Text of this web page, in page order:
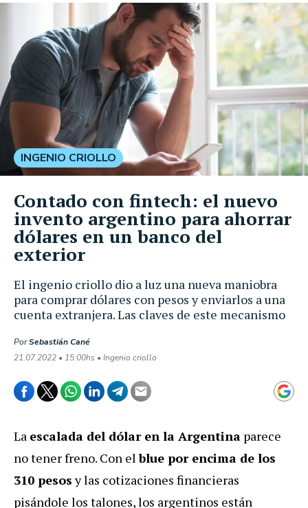
El ingenio criollo dio a luz una nueva maniobra
para comprar dólares con pesos y enviarlos a una
cuenta extranjera. Las claves de este mecanismo
PorSebastián Cané
21.07.2022 • 15:00hs • Ingenio criollo
INGENIO CRIOLLO
Contado con fintech: el nuevo
invento argentino para ahorrar
dólares en un banco del
exterior
La escalada del dólar en la Argentina parece
no tener freno. Con elblue por encima de los
310 pesosy las cotizaciones financieras
pisándole los talones, los argentinos están